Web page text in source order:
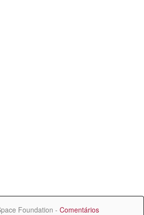
Foundation - Comentários